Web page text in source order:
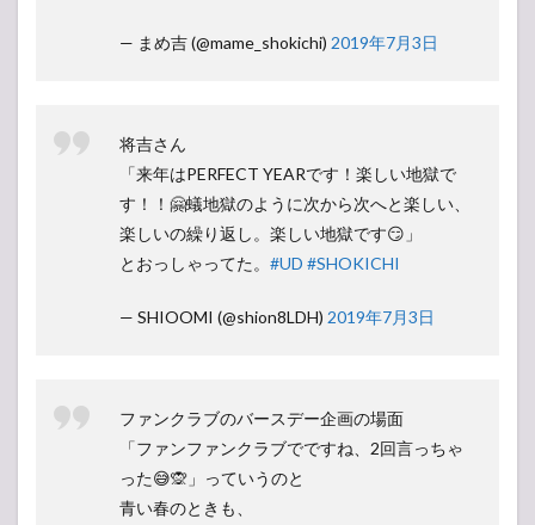
— まめ吉 (@mame_shokichi) 2019年7月3日
将吉さん
「来年はPERFECT YEARです！楽しい地獄で
す！！🤗蟻地獄のように次から次へと楽しい、
楽しいの繰り返し。楽しい地獄です😏」
とおっしゃってた。 #UD #SHOKICHI
— SHIOOMI︎︎︎︎ (@shion8LDH) 2019年7月3日
ファンクラブのバースデー企画の場面
「ファンファンクラブでですね、2回言っちゃ
った😅🙊」っていうのと
青い春のときも、